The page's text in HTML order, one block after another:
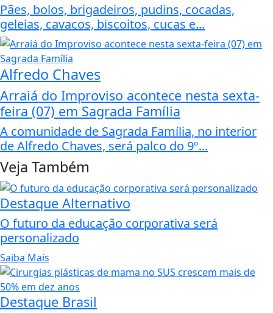
Pães, bolos, brigadeiros, pudins, cocadas,
geleias, cavacos, biscoitos, cucas e...
Alfredo Chaves
Arraiá do Improviso acontece nesta sexta-
feira (07) em Sagrada Família
A comunidade de Sagrada Família, no interior
de Alfredo Chaves, será palco do 9º...
Veja Também
Destaque Alternativo
O futuro da educação corporativa será
personalizado
Saiba Mais
Destaque Brasil